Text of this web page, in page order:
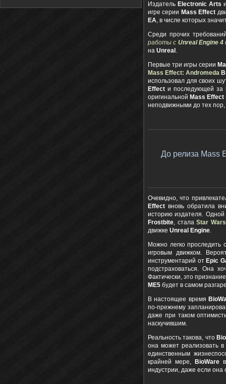
Издатель Electronic Arts
игре серии Mass Effect
EA, в числе которых
Среди прочих
работы с Unreal Engine 4
на Unreal .
Первые три игры серии
Mass Effect: Andromeda
использовал для своих
Effect и последующей
оригинальной Mass Effect
неподвижными до тех пор,
До релиза Mass
Очевидно, что
Effect вновь обратила
историю издателя.
Frostbite, сталаStar
движке Unreal Engine.
Можно легко
игровым движком.
инструментарий от Epic
подстраховаться. Она
Фактически, это
ME5 будет в самом
В настоящее время
по-прежнему
даже при таком
наскучившим.
Реальность такова, что
она может реализовать в
единственным
крайней мере,
BioWare
индустрии, даже если она